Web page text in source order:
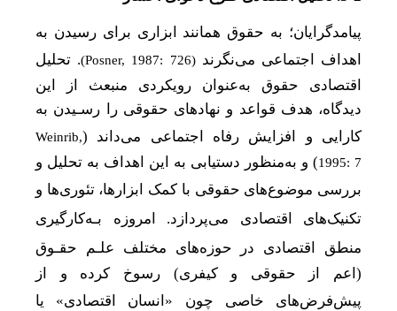
پیامدگرایان؛ به حقوق همانند ابزاری برای رسیدن به
اهداف اجتماعی مینگرند (
Posner, 1987: 726
)
. تحلیل
اقتصادی حقوق به‌عنوان رویکردی
منبعث از این
دیدگاه، هدف قواعد و نهادهای حقوقی را رسـیدن به
کارایی و افزایش رفاه اجتماعی میداند (Weinrib,
1995: 7
) و به‌منظور دستیابی به این اهداف به تحلیل و
بررسی موضوع‌های حقوقی با کمک ابزارها، تئوریها و
تکنیکهای اقتصادی میپردازد. امروزه بـه‌کارگیری
منطق اقتصادی در حوزههای مختلف علـم حقـوق
(اعم از حقوقی و کیفری) رسوخ کرده و از
پیشفرضهای خاصی چون «انسان اقتصادی» یا